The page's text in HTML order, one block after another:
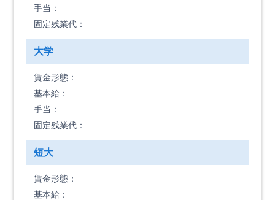
手当：
固定残業代：
大学
賃金形態：
基本給：
手当：
固定残業代：
短大
賃金形態：
基本給：